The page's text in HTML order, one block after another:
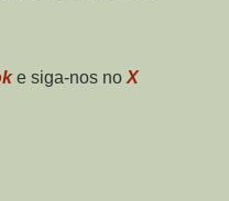
e siga-nos no X